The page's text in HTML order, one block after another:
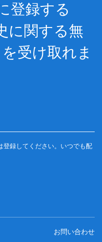
登録する
に関する無
を受け取れま
登録してください。いつでも配
お問い合わせ